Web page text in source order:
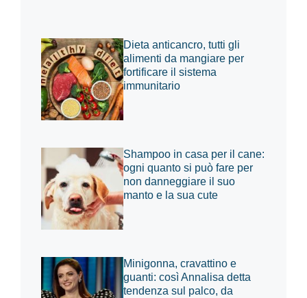
Dieta anticancro, tutti gli
alimenti da mangiare per
fortificare il sistema
immunitario
Shampoo in casa per il cane:
ogni quanto si può fare per
non danneggiare il suo
manto e la sua cute
Minigonna, cravattino e
guanti: così Annalisa detta
tendenza sul palco, da